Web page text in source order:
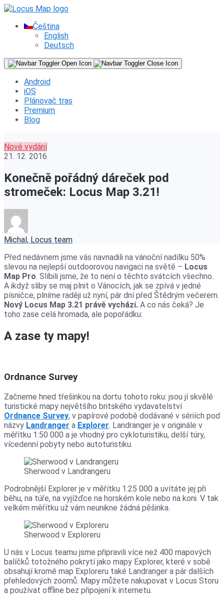
Čeština
English
Deutsch
Android
iOS
Plánovač tras
Premium
Blog
Nové vydání
21. 12. 2016
Konečně pořádný dáreček pod
stromeček: Locus Map 3.21!
Michal, Locus team
Před nedávnem jsme vás navnadili na vánoční nadílku 50%
slevou na nejlepší outdoorovou navigaci na světě – Locus
Map Pro. Slíbili jsme, že to není o těchto svátcích všechno.
A ikdyž sliby se maj plnit o Vánocích, jak se zpívá v jedné
písničce, plníme raději už nyní, pár dní před Štědrým večerem.
Nový Locus Map 3.21 právě vychází. A co nás čeká? Je
toho zase celá hromada, ale popořádku:
A zase ty mapy!
Ordnance Survey
Začneme hned třešinkou na dortu tohoto roku: jsou jí skvělé
turistické mapy největšího britského vydavatelství
Ordnance Survey, v papírové podobě dodávané v sériích pod
názvy Landranger a Explorer. Landranger je v originále v
měřítku 1:50 000 a je vhodný pro cykloturistiku, delší túry,
vícedenní pobyty nebo autoturistiku.
Sherwood v Landrangeru
Podrobnější Explorer je v měřítku 1:25 000 a uvítáte jej při
běhu, na túře, na vyjížďce na horském kole nebo na koni. V tak
velkém měřítku už vám neunikne žádná pěšinka.
Sherwood v Exploreru
U nás v Locus teamu jsme připravili více než 400 mapových
balíčků totožného pokrytí jako mapy Explorer, které v sobě
obsahují kromě map Exploreru také Landranger a pár dalších
přehledových zoomů. Mapy můžete nakupovat v Locus Storu
a používat offline bez připojení k internetu.